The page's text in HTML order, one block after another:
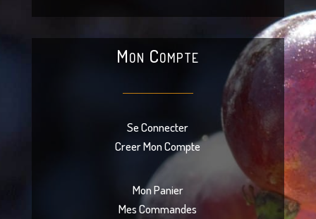
Mon Compte
Se Connecter
Creer Mon Compte
Mon Panier
Mes Commandes